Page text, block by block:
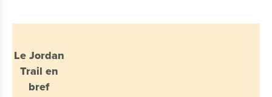
Le Jordan
Trail en
bref